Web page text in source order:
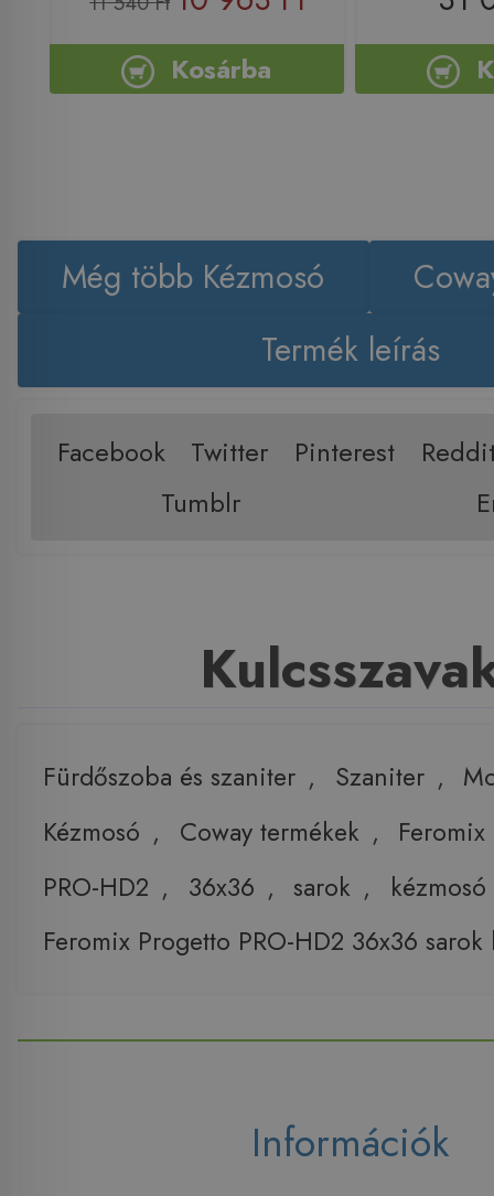
Kosárba
Még több Kézmosó
Termék leírás
Facebook Twitter Pinterest
Tumblr
Fürdőszoba és szaniter , Szaniter ,
Kézmosó , Coway termékek ,
Feromix
PRO-HD2 , 36x36 , sarok ,
kézmosó
Feromix Progetto PRO-HD2 36x36 sarok
Információk